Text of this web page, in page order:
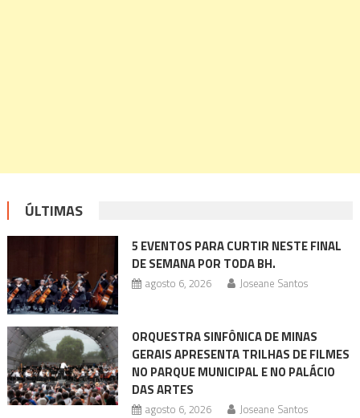
ÚLTIMAS
5 EVENTOS PARA CURTIR NESTE FINAL
DE SEMANA POR TODA BH.
agosto 6, 2026 Joseane Santos
ORQUESTRA SINFÔNICA DE MINAS
GERAIS APRESENTA TRILHAS DE FILMES
NO PARQUE MUNICIPAL E NO PALÁCIO
DAS ARTES
agosto 6, 2026 Joseane Santos